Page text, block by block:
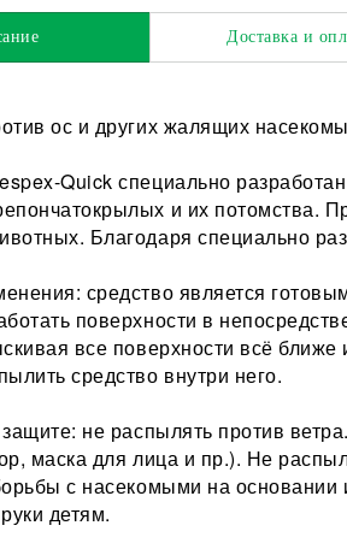
Доставка и
ос и других жалящих
Quick специально
и их потомства.
Благодаря специально
средство является
поверхности в
все поверхности всё
средство внутри него.
не распылять против
маска для лица и пр.). Не
с насекомыми на
детям.